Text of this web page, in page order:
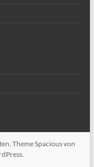
ThemeSpaciousvon